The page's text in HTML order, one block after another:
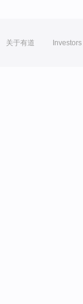
关于有道 Investors